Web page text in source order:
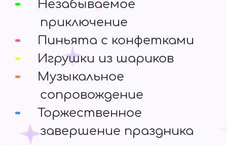
Незабываемое
приключение
Пиньята с конфетками
Игрушки из шариков
Музыкальное
сопровождение
Торжественное
завершение праздника